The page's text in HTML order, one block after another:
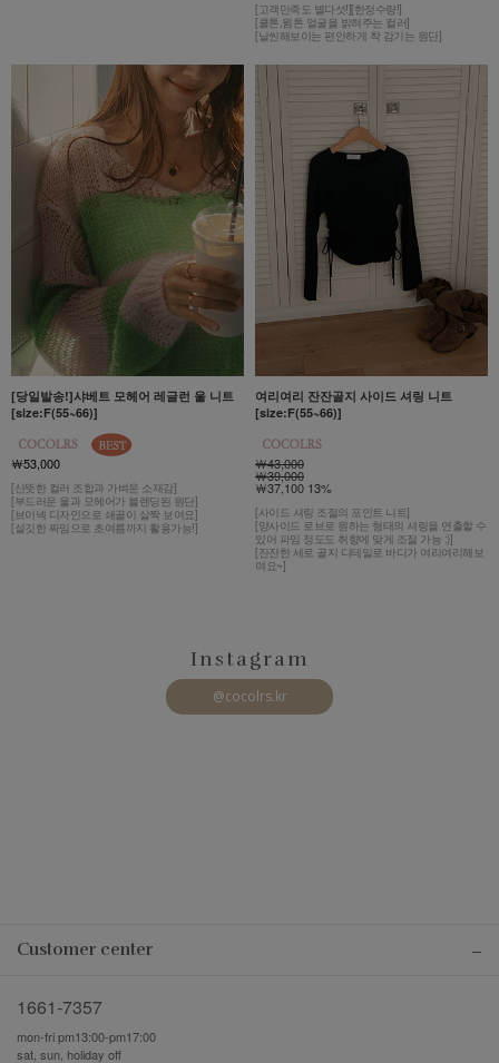
[고객만족도 별다섯!][한정수량!]
[쿨톤,윔톤 얼굴을 밝혀주는 컬러]
[날씬해보이는 편안하게 착 감기는 원단]
[당일발송!]샤베트 모헤어 레글런 울 니트
[size:F(55~66)]
￦53,000
[산뜻한 컬러 조합과 가벼운 소재감]
[부드러운 울과 모헤어가 블렌딩된 원단]
[브이넥 디자인으로 쇄골이 살짝 보여요]
[설깃한 짜임으로 초여름까지 활용가능!]
여리여리 잔잔골지 사이드 셔링 니트
[size:F(55~66)]
￦43,000
￦39,000
￦37,100 13%
[사이드 셔링 조절의 포인트 니트]
[양사이드 로브로 원하는 형태의 셔링을 연출할 수
있어 파임 정도도 취향에 맞게 조절 가능 :)]
[잔잔한 세로 골지 디테일로 바디가 여리여리해보
여요~]
Instagram
@cocolrs.kr
Customer center
1661-7357
mon-fri pm13:00-pm17:00
sat, sun, holiday off